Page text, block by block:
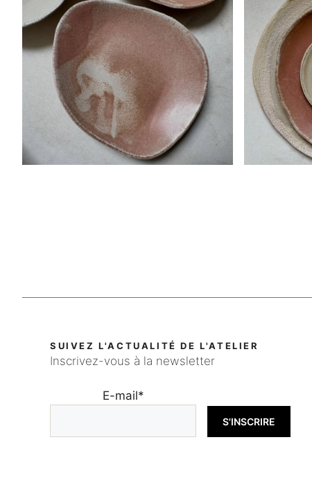
SUIVEZ L'ACTUALITÉ DE L'ATELIER
Inscrivez-vous à la newsletter
E-mail*